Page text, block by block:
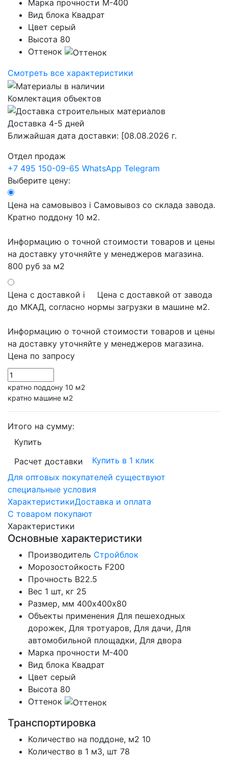
Марка прочности М-400
Вид блока Квадрат
Цвет серый
Высота 80
Оттенок
Смотреть все характеристики
Комлектация объектов
Доставка 4-5 дней
Ближайшая дата доставки: [08.08.2026 г.
Отдел продаж
+7 495 150-09-65 WhatsApp Telegram
Выберите цену:
Цена на самовывоз i Самовывоз со склада завода.
Кратно поддону 10 м2.
Информацию о точной стоимости товаров и цены
на доставку уточняйте у менеджеров магазина.
800 руб за м2
Цена с доставкой i
Цена с доставкой от завода
до МКАД, согласно нормы загрузки в машине м2.
Информацию о точной стоимости товаров и цены
на доставку уточняйте у менеджеров магазина.
Цена по запросу
кратно поддону 10 м2
кратно машине м2
Итого на сумму:
Купить
Расчет доставки
Купить в 1 клик
Для оптовых покупателей существуют
специальные условия
ХарактеристикиДоставка и оплата
С товаром покупают
Характеристики
Основные характеристики
Производитель Стройблок
Морозостойкость F200
Прочность B22.5
Вес 1 шт, кг 25
Размер, мм 400х400х80
Объекты применения Для пешеходных
дорожек, Для тротуаров, Для дачи, Для
автомобильной площадки, Для двора
Марка прочности М-400
Вид блока Квадрат
Цвет серый
Высота 80
Оттенок
Транспортировка
Количество на поддоне, м2 10
Количество в 1 м3, шт 78